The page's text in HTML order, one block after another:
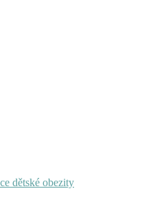
dětské obezity